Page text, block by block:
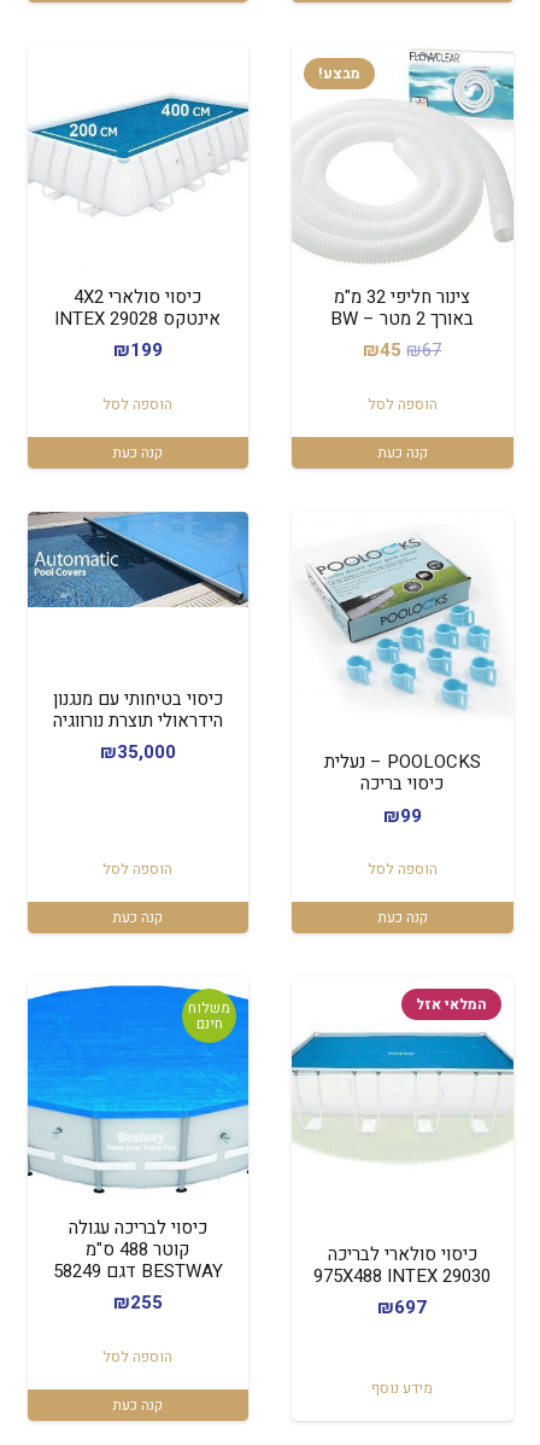
מבצע!
צינור חליפי 32 מ"מ
באורך 2 מטר – BW
₪67
המחיר
היה:
₪67.
₪45 המחיר
₪45.
הוספה לסל
קנה כעת
כיסוי סולארי 4X2
אינטקס INTEX 29028
₪199
הוספה לסל
קנה כעת
POOLOCKS – נעלית
כיסוי בריכה
₪99
הוספה לסל
קנה כעת
כיסוי בטיחותי עם מנגנון
הידראולי תוצרת נורווגיה
₪35,000
הוספה לסל
קנה כעת
המלאי אזל
כיסוי סולארי לבריכה
975X488 INTEX 29030
₪697
מידע נוסף
משלוח
חינם
כיסוי לבריכה עגולה
קוטר 488 ס"מ
BESTWAY דגם 58249
₪255
הוספה לסל
קנה כעת